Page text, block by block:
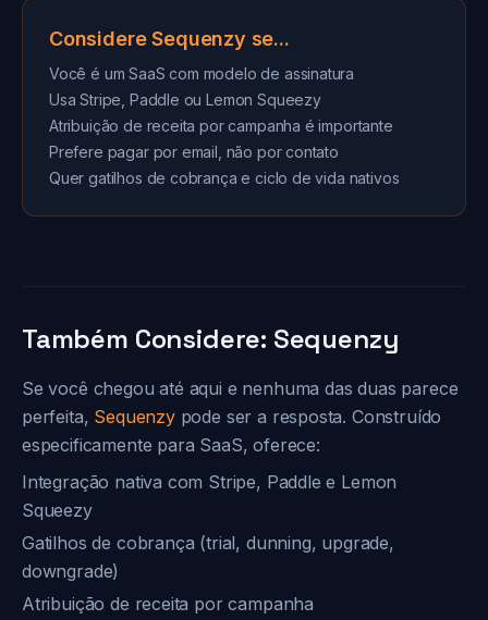
Considere Sequenzy se...
Você é um SaaS com modelo de assinatura
Usa Stripe, Paddle ou Lemon Squeezy
Atribuição de receita por campanha é importante
Prefere pagar por email, não por contato
Quer gatilhos de cobrança e ciclo de vida nativos
Também Considere: Sequenzy
Se você chegou até aqui e nenhuma das duas parece
perfeita, Sequenzypode ser a resposta. Construído
especificamente para SaaS, oferece:
Integração nativa com Stripe, Paddle e Lemon
Squeezy
Gatilhos de cobrança (trial, dunning, upgrade,
downgrade)
Atribuição de receita por campanha